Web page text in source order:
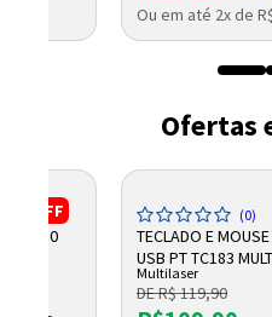
Ou em até 2x de
Ofertas
OFF
C3210
(0)
TECLADO E
USB PT TC183
Multilaser
DE R$ 119,90